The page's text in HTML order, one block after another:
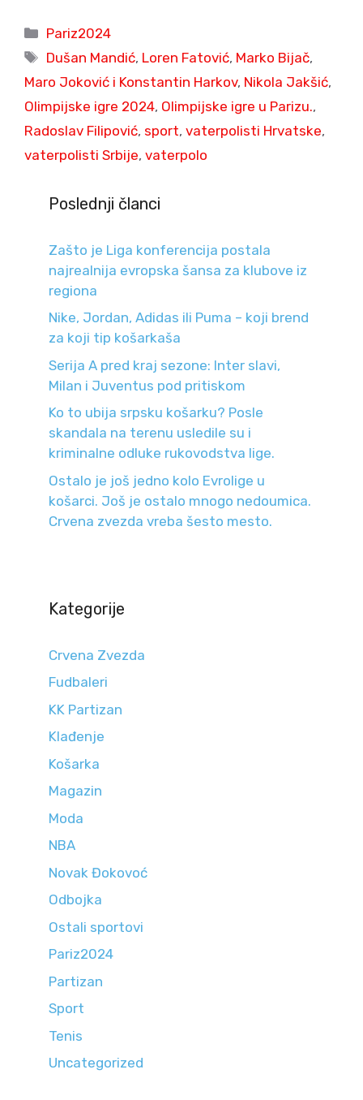
Categories
Pariz2024
Tags
Dušan Mandić, Loren Fatović, Marko Bijač,
Maro Joković i Konstantin Harkov, Nikola Jakšić,
Olimpijske igre 2024, Olimpijske igre u Parizu.,
Radoslav Filipović, sport, vaterpolisti Hrvatske,
vaterpolisti Srbije, vaterpolo
Poslednji članci
Zašto je Liga konferencija postala
najrealnija evropska šansa za klubove iz
regiona
Nike, Jordan, Adidas ili Puma – koji brend
za koji tip košarkaša
Serija A pred kraj sezone: Inter slavi,
Milan i Juventus pod pritiskom
Ko to ubija srpsku košarku? Posle
skandala na terenu usledile su i
kriminalne odluke rukovodstva lige.
Ostalo je još jedno kolo Evrolige u
košarci. Još je ostalo mnogo nedoumica.
Crvena zvezda vreba šesto mesto.
Kategorije
Crvena Zvezda
Fudbaleri
KK Partizan
Klađenje
Košarka
Magazin
Moda
NBA
Novak Đokovoć
Odbojka
Ostali sportovi
Pariz2024
Partizan
Sport
Tenis
Uncategorized